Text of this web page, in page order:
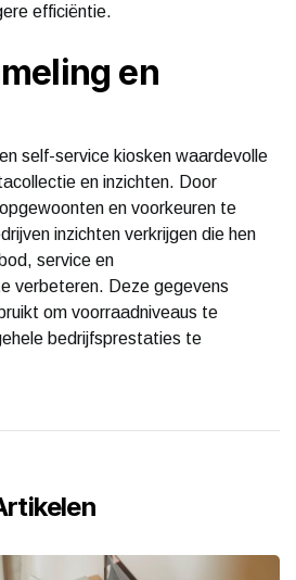
efficiëntie.
en
self-service kiosken waardevolle
en inzichten. Door
en voorkeuren te
inzichten verkrijgen die hen
service en
verbeteren. Deze gegevens
om voorraadniveaus te
bedrijfsprestaties te